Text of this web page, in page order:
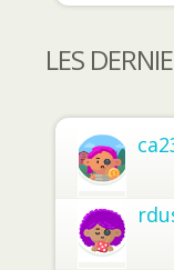
LES